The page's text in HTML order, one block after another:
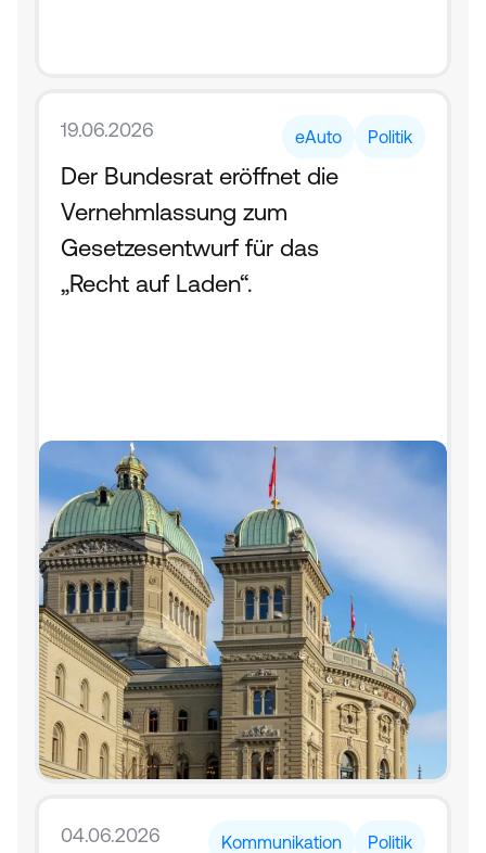
19.06.2026 eAuto Politik
Der Bundesrat eröffnet die
Vernehmlassung zum
Gesetzesentwurf für das
„Recht auf Laden“.
04.06.2026 Kommunikation Politik